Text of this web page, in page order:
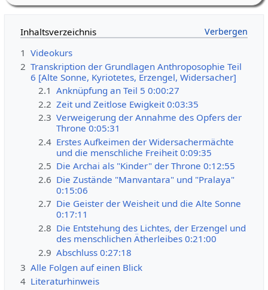
Inhaltsverzeichnis
1 Videokurs
2 Transkription der Grundlagen Anthroposophie Teil
6 [Alte Sonne, Kyriotetes, Erzengel, Widersacher]
2.1 Anknüpfung an Teil 5 0:00:27
2.2 Zeit und Zeitlose Ewigkeit 0:03:35
2.3 Verweigerung der Annahme des Opfers der
Throne 0:05:31
2.4 Erstes Aufkeimen der Widersachermächte
und die menschliche Freiheit 0:09:35
2.5 Die Archai als "Kinder" der Throne 0:12:55
2.6 Die Zustände "Manvantara" und "Pralaya"
0:15:06
2.7 Die Geister der Weisheit und die Alte Sonne
0:17:11
2.8 Die Entstehung des Lichtes, der Erzengel und
des menschlichen Ätherleibes 0:21:00
2.9 Abschluss 0:27:18
3 Alle Folgen auf einen Blick
4 Literaturhinweis